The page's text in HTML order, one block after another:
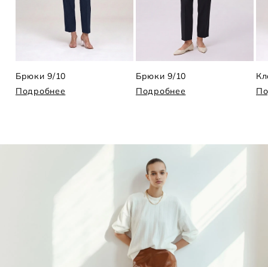
Брюки 9/10
Подробнее
Брюки 9/10
Подробнее